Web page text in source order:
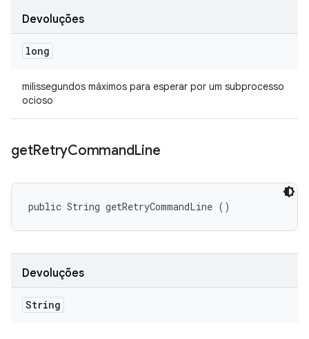
Devoluções
long
milissegundos máximos para esperar por um subprocesso
ocioso
getRetryCommandLine
public String getRetryCommandLine ()
Devoluções
String